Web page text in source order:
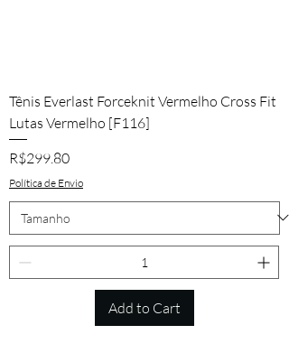
Tênis Everlast Forceknit Vermelho Cross Fit
Lutas Vermelho [F116]
Price
R$299.80
Política de Envio
Add to Cart